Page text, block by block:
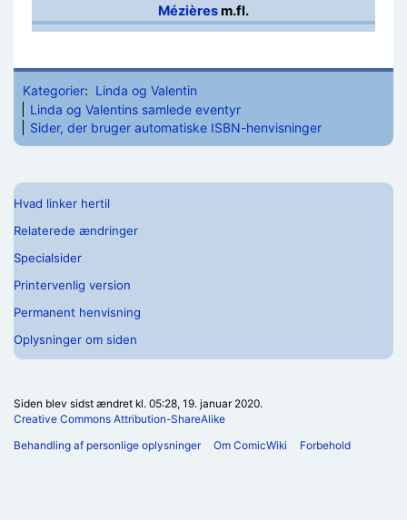
Mézièresm.fl.
Kategorier: Linda og Valentin
Linda og Valentins samlede eventyr
Sider, der bruger automatiske ISBN-henvisninger
Hvad linker hertil
Relaterede ændringer
Specialsider
Printervenlig version
Permanent henvisning
Oplysninger om siden
Siden blev sidst ændret kl. 05:28, 19. januar 2020.
Creative Commons Attribution-ShareAlike
Behandling af personlige oplysninger
Om ComicWiki Forbehold